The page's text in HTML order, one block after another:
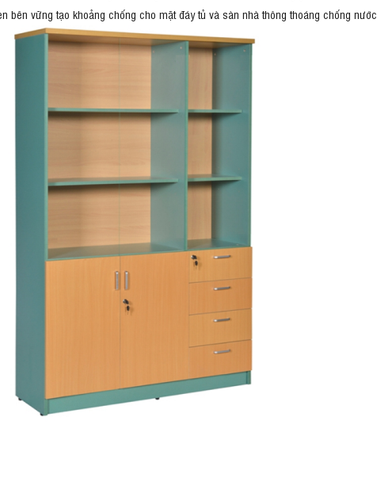
vững tạo khoảng chống cho mặt đáy tủ và sàn nhà thông thoáng chống nước